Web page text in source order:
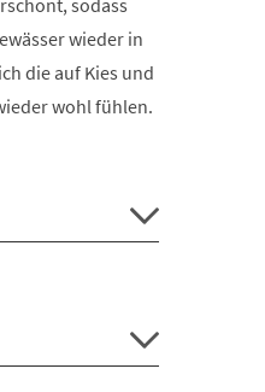
sodass
wieder in
die auf Kies und
wohl fühlen.